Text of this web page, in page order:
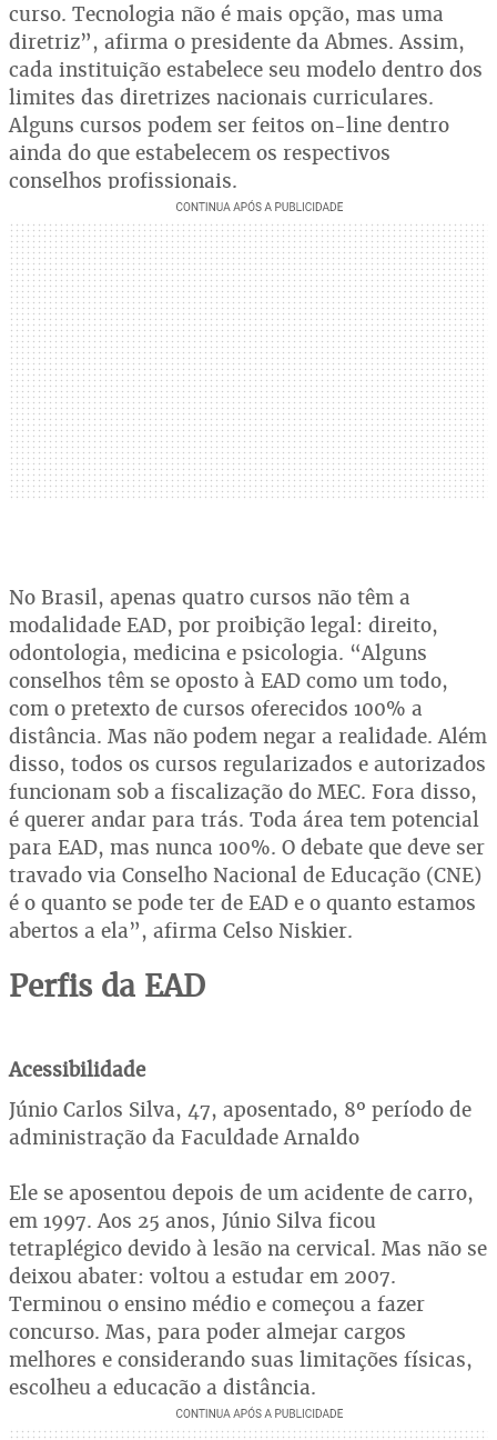
curso. Tecnologia não é mais opção, mas uma
diretriz”, afirma o presidente da Abmes. Assim,
cada instituição estabelece seu modelo dentro dos
limites das diretrizes nacionais curriculares.
Alguns cursos podem ser feitos on-line dentro
ainda do que estabelecem os respectivos
conselhos profissionais.
No Brasil, apenas quatro cursos não têm a
modalidade EAD, por proibição legal: direito,
odontologia, medicina e psicologia. “Alguns
conselhos têm se oposto à EAD como um todo,
com o pretexto de cursos oferecidos 100% a
distância. Mas não podem negar a realidade. Além
disso, todos os cursos regularizados e autorizados
funcionam sob a fiscalização do MEC. Fora disso,
é querer andar para trás. Toda área tem potencial
para EAD, mas nunca 100%. O debate que deve ser
travado via Conselho Nacional de Educação (CNE)
é o quanto se pode ter de EAD e o quanto estamos
abertos a ela”, afirma Celso Niskier.
Perfis da EAD
Acessibilidade
Júnio Carlos Silva, 47, aposentado, 8º período de
administração da Faculdade Arnaldo
Ele se aposentou depois de um acidente de carro,
em 1997. Aos 25 anos, Júnio Silva ficou
tetraplégico devido à lesão na cervical. Mas não se
deixou abater: voltou a estudar em 2007.
Terminou o ensino médio e começou a fazer
concurso. Mas, para poder almejar cargos
melhores e considerando suas limitações físicas,
escolheu a educação a distância.